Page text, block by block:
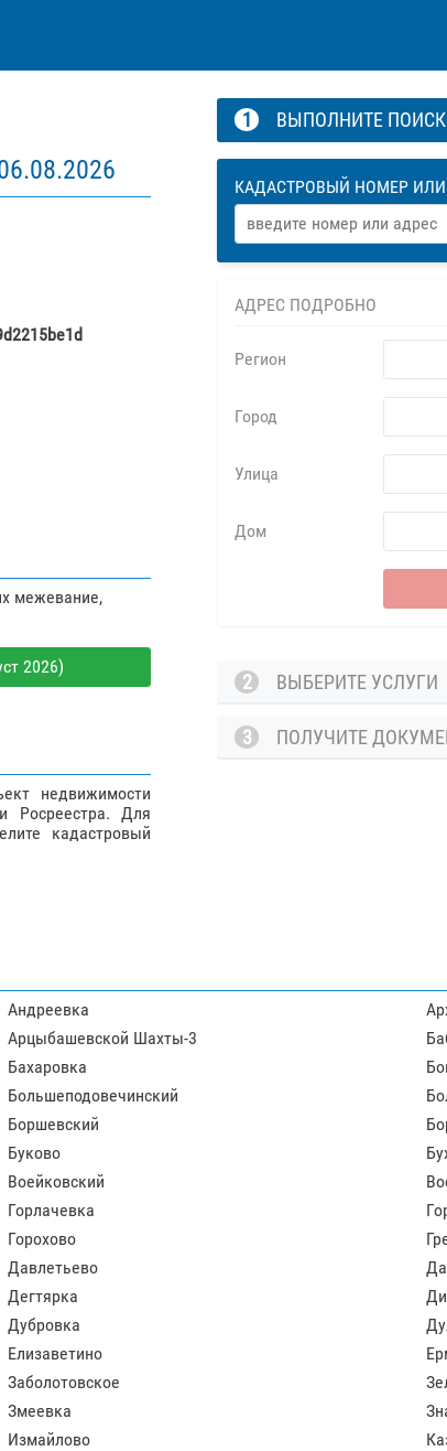
межевание,
2026)
недвижимости
Росреестра. Для
кадастровый
1 ВЫПОЛНИТЕ ПОИСК
КАДАСТРОВЫЙ НОМЕР
АДРЕС ПОДРОБНО
Регион
Город
Улица
Дом
2 ВЫБЕРИТЕ УСЛУГИ
3 ПОЛУЧИТЕ
Андреевка
Арцыбашевской Шахты-3
Бахаровка
Большеподовечинский
Боршевский
Буково
Воейковский
Горлачевка
Горохово
Давлетьево
Дегтярка
Дубровка
Елизаветино
Заболотовское
Змеевка
Измайлово